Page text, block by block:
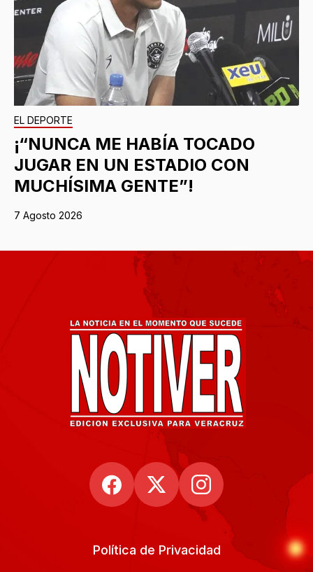
EL DEPORTE
¡“NUNCA ME HABÍA TOCADO
JUGAR EN UN ESTADIO CON
MUCHÍSIMA GENTE”!
7 Agosto 2026
Política de Privacidad